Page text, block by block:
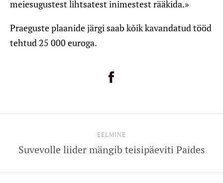
meiesugustest lihtsatest inimestest rääkida.»
Praeguste plaanide järgi saab kõik kavandatud tööd
tehtud 25 000 euroga.
EELMINE
Suvevolle liider mängib teisipäeviti Paides